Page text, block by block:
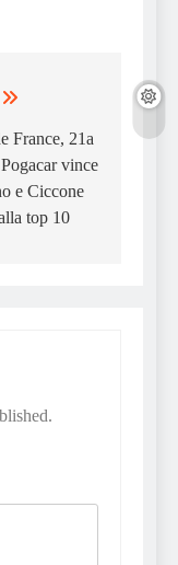
France, 21a
vince
e Ciccone
top 10